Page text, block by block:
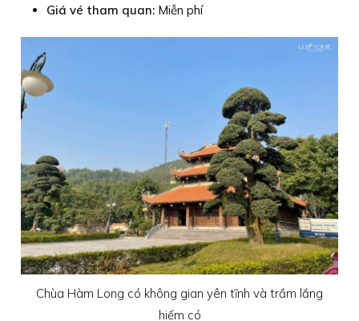
Giá vé tham quan: Miễn phí
Chùa Hàm Long có không gian yên tĩnh và trầm lắng
hiếm có